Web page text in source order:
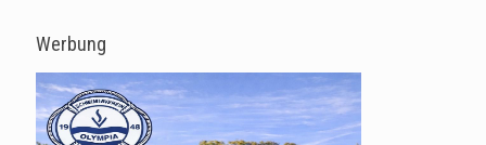
Werbung